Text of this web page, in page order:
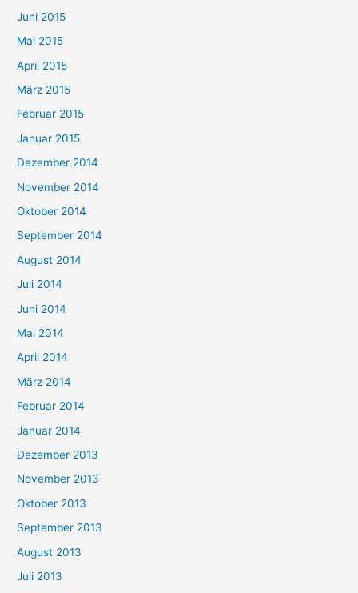
Juni 2015
Mai 2015
April 2015
März 2015
Februar 2015
Januar 2015
Dezember 2014
November 2014
Oktober 2014
September 2014
August 2014
Juli 2014
Juni 2014
Mai 2014
April 2014
März 2014
Februar 2014
Januar 2014
Dezember 2013
November 2013
Oktober 2013
September 2013
August 2013
Juli 2013